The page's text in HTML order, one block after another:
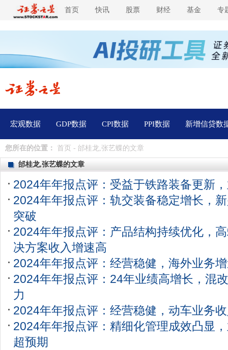
首页 快讯 股票 财经 基金 专
宏观数据 GDP数据 CPI数据 PPI数据 新增信贷数
您所在的位置： 首页 - 邰桂龙,张艺蝶的文章
邰桂龙,张艺蝶的文章
2024年年报点评：受益于铁路装备更新
2024年年报点评：轨交装备稳定增长，
突破
2024年年报点评：产品结构持续优化，
决方案收入增速高
2024年年报点评：经营稳健，海外业务
2024年年报点评：24年业绩高增长，混
力
2024年年报点评：经营稳健，动车业务
2024年年报点评：精细化管理成效凸显
超预期